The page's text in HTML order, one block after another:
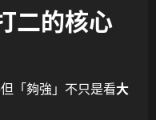
的核心
「夠強」不只是看大